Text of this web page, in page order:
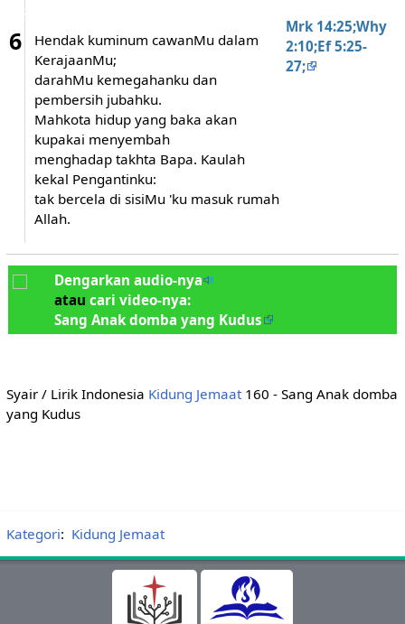
6
Hendak kuminum cawanMu dalam
KerajaanMu;
darahMu kemegahanku dan
pembersih jubahku.
Mahkota hidup yang baka akan
kupakai menyembah
menghadap takhta Bapa. Kaulah
kekal Pengantinku:
tak bercela di sisiMu 'ku masuk rumah
Allah.
Mrk 14:25;Why
2:10;Ef 5:25-
27;
Dengarkan audio-nya
ataucari video-nya:
Sang Anak domba yang Kudus
Syair / Lirik Indonesia Kidung Jemaat160 - Sang Anak domba
yang Kudus
Kategori: Kidung Jemaat